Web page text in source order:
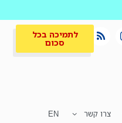
לתמיכה בכל
סכום
צרו קשר EN